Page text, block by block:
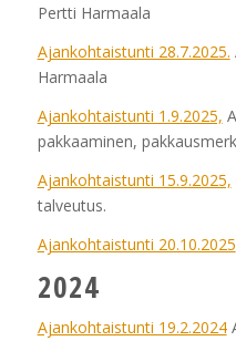
Pertti Harmaala
Ajankohtaistunti 28.7.2025.
Harmaala
Ajankohtaistunti 1.9.2025,
pakkaaminen,
Ajankohtaistunti 15.9.2025,
talveutus.
Ajankohtaistunti 20.10.2025
2024
Ajankohtaistunti 19.2.2024